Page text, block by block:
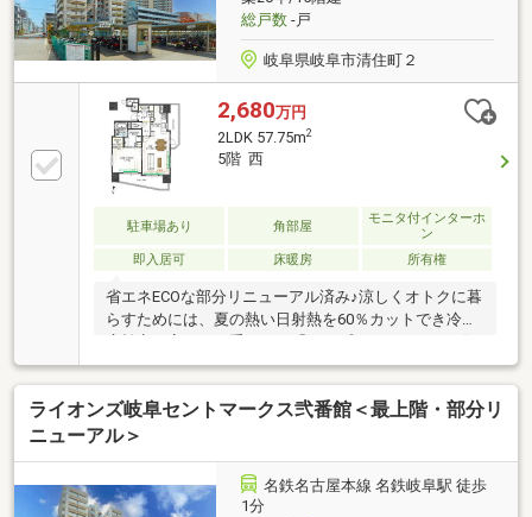
待ちしてます！
総戸数-戸
岐阜県岐阜市清住町２
2,680万円
2LDK 57.75m2
5階 西
駐車場あり 角部屋
モニタ付インターホ
ン
即入居可
床暖房 所有権
省エネECOな部分リニューアル済み♪涼しくオトクに暮
らすためには、夏の熱い日射熱を60％カットでき冷暖
宅がおすすめです◇内窓を6/23に新設予定※内窓(二重
サッシ)Low-E複層ガラス新設。快適性の向上や、光熱
費削減、防音効果あり◇ 角住戸◇名鉄岐阜駅徒歩１分
全戸分の自走式駐車場駐車場空き有り５，５００～１
ライオンズ岐阜セントマークス弐番館＜最上階・部分リ
ニューアル＞
名鉄名古屋本線 名鉄岐阜駅 徒歩
1分